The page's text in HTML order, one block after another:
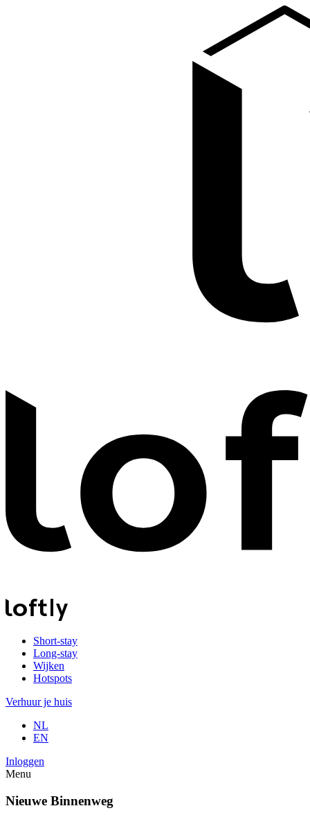
Short-stay
Long-stay
Wijken
Hotspots
Verhuur je huis
NL
EN
Inloggen
Menu
Nieuwe Binnenweg